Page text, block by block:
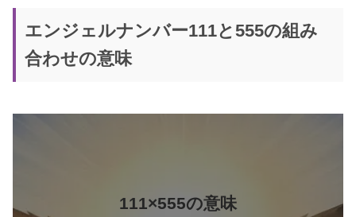
エンジェル・ナンバー 実践編 願い
奥野節子
エンジェルナンバー111と555の組み
合わせの意味
111×555の意味